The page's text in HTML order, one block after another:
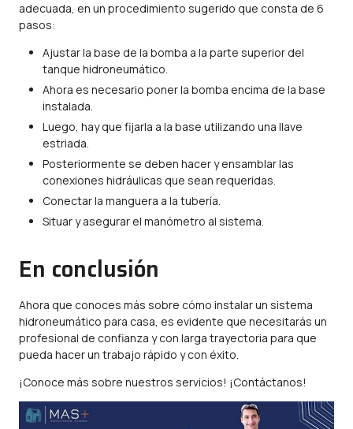
adecuada, en un procedimiento sugerido que consta de 6
pasos:
Ajustar la base de la bomba a la parte superior del
tanque hidroneumático.
Ahora es necesario poner la bomba encima de la base
instalada.
Luego, hay que fijarla a la base utilizando una llave
estriada.
Posteriormente se deben hacer y ensamblar las
conexiones hidráulicas que sean requeridas.
Conectar la manguera a la tubería.
Situar y asegurar el manómetro al sistema.
En conclusión
Ahora que conoces más sobre cómo instalar un sistema
hidroneumático para casa, es evidente que necesitarás un
profesional de confianza y con larga trayectoria para que
pueda hacer un trabajo rápido y con éxito.
¡Conoce más sobre nuestros servicios! ¡Contáctanos!